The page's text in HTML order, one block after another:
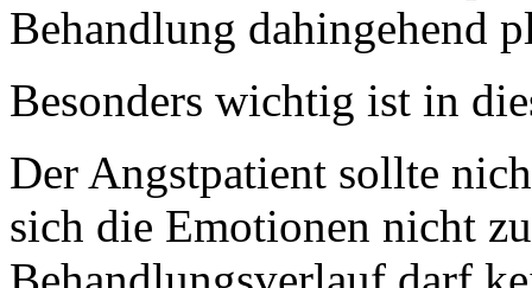
Behandlung dahingehend
Besonders wichtig ist in
Der Angstpatient sollte
sich die Emotionen nicht